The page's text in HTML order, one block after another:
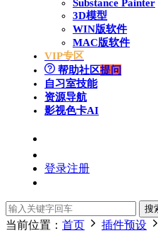
Substance Painter
3D模型
WIN版软件
MAC版软件
VIP专区
帮助社区提问
自习室技能
资源导航
影视色卡AI
登录注册
搜
当前位置： 首页 插件预设